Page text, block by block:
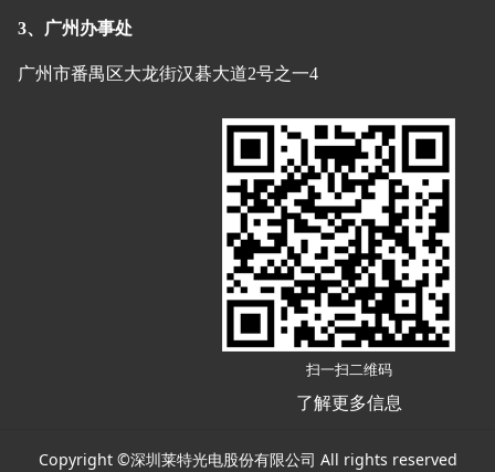
3、广州办事处
广州市番禺区大龙街汉碁大道2号之一4
扫一扫二维码
了解更多信息
Copyright ©深圳莱特光电股份有限公司 All rights reserved